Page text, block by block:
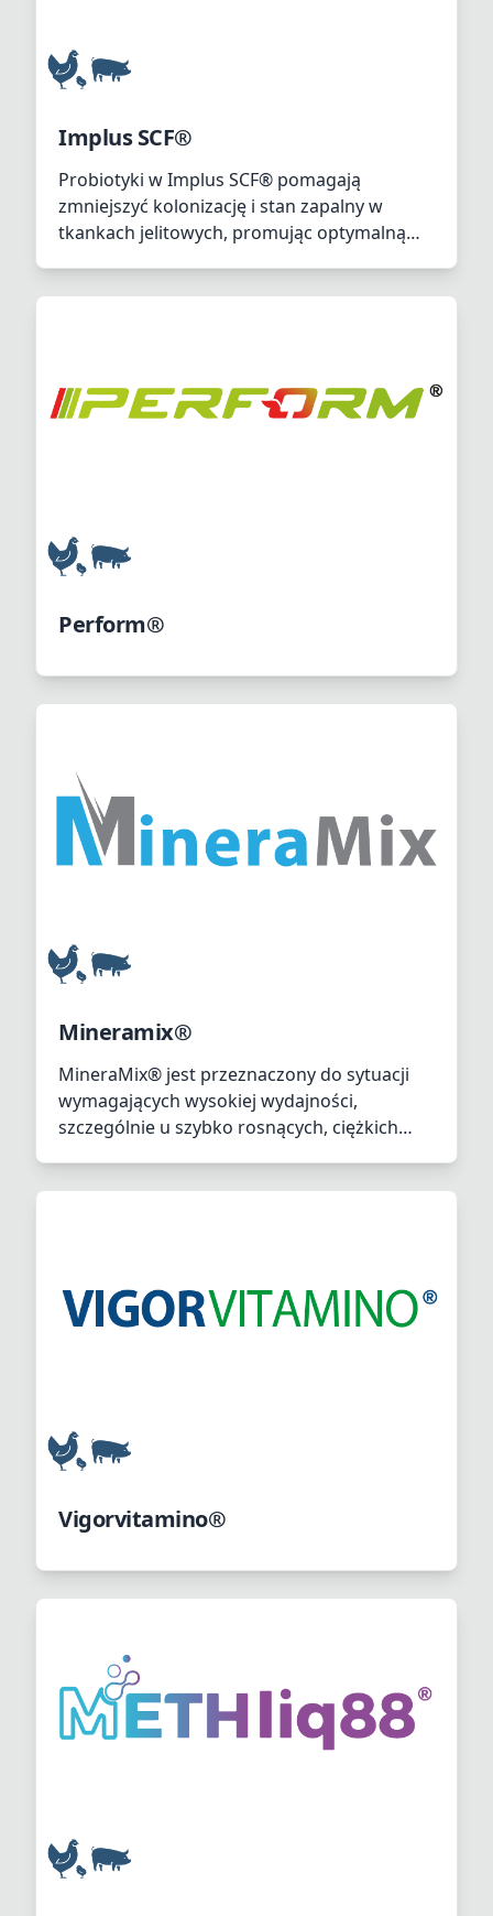
Implus SCF®
Probiotyki w Implus SCF® pomagają
zmniejszyć kolonizację i stan zapalny w
tkankach jelitowych, promując optymalną
Perform®
Mineramix®
MineraMix® jest przeznaczony do sytuacji
wymagających wysokiej wydajności,
szczególnie u szybko rosnących, ciężkich
formowania skorupy jaja.
Vigorvitamino®